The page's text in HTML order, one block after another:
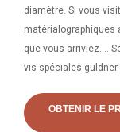
diamètre. Si vous
matérialographiques
que vous arriviez....
vis spéciales
tige d'expansion (par
adaptés aux
OBTENIR LE